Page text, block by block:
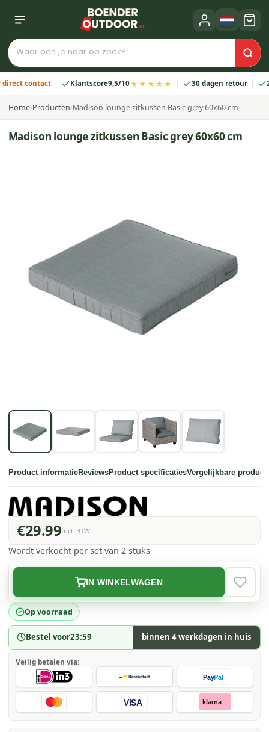
contact Klantscore9,5/10★★★★★ 30 dagen retour 2
Home›Producten›Madison lounge zitkussen Basic grey 60x60 cm
Madison lounge zitkussen Basic grey 60x60 cm
Product informatieReviewsProduct specificatiesVergelijkbare
€29.99Incl. BTW
Op voorraad
Bestel voor23:59 binnen 4 werkdagen in huis
Wordt verkocht per set van 2 stuks
IN WINKELWAGEN
Veilig betalen via:
PayPal
VISA klarna